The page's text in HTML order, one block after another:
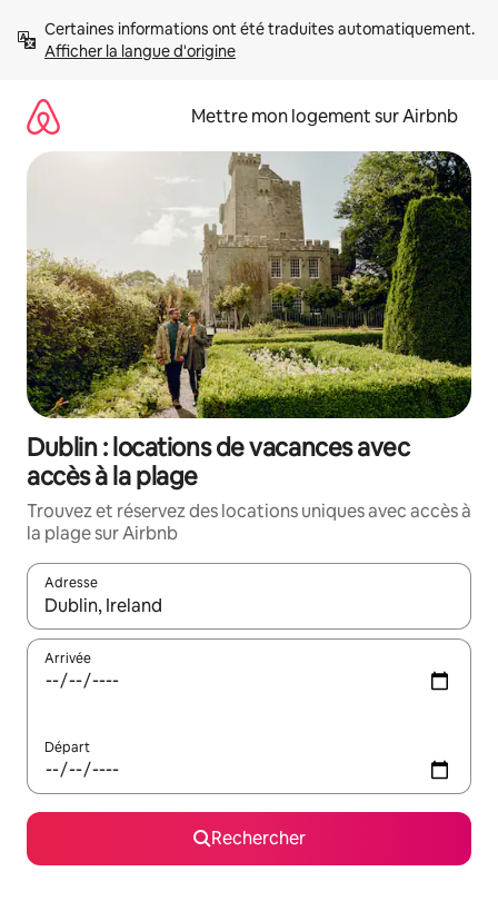
directement
Afficher la langue d'origine
Mettre mon logement sur Airbnb
Dublin : locations de vacances avec
accès à la plage
Trouvez et réservez des locations uniques avec accès à
la plage sur Airbnb
Adresse
Lorsque les résultats s'affichent, utilisez les flèches vers le
Arrivée
Départ
Rechercher